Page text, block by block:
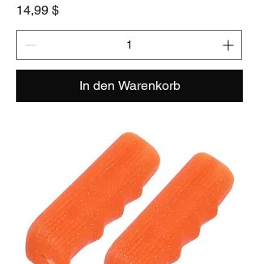
Preis
14,99 $
In den Warenkorb